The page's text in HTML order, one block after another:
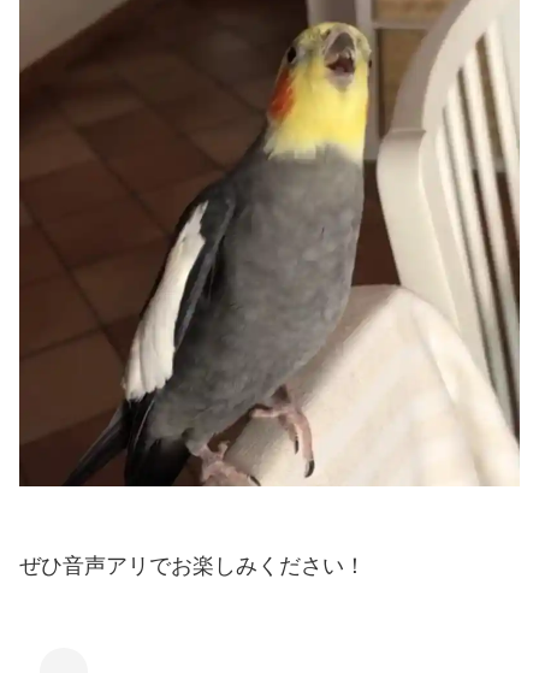
ぜひ音声アリでお楽しみください！